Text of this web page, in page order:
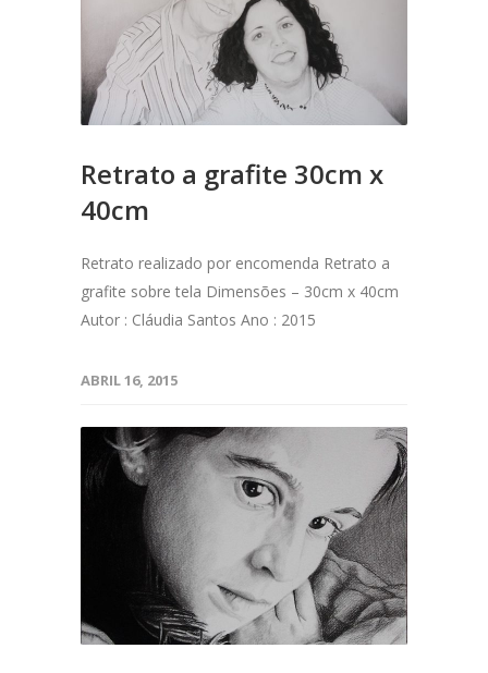
Retrato a grafite 30cm x
40cm
Retrato realizado por encomenda Retrato a
grafite sobre tela Dimensões – 30cm x 40cm
Autor : Cláudia Santos Ano : 2015
ABRIL 16, 2015